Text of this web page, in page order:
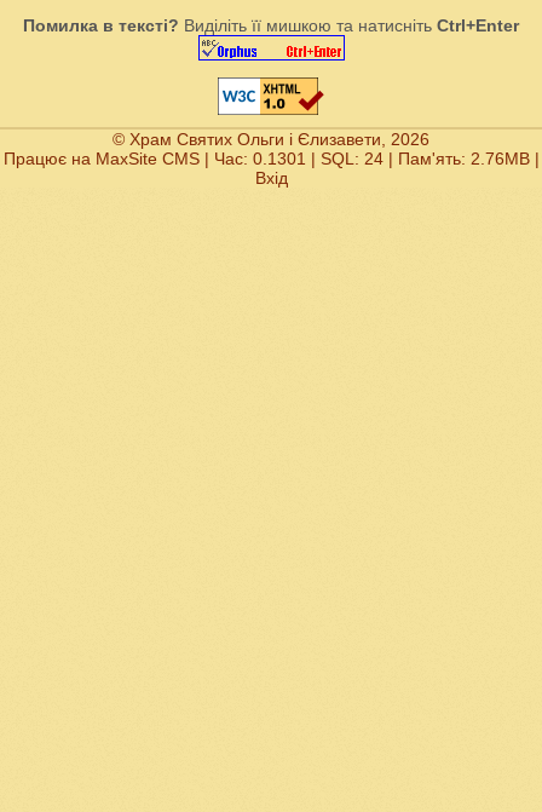
Помилка в тексті? Виділіть її мишкою та натисніть Ctrl+Enter
© Храм Святих Ольги і Єлизавети, 2026
Працює на MaxSite CMS| Час: 0.1301 | SQL: 24 | Пам'ять: 2.76MB|
Вхід